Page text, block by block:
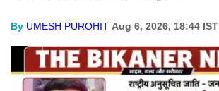
By UMESH PUROHIT Aug 6, 2026, 18:44 IST